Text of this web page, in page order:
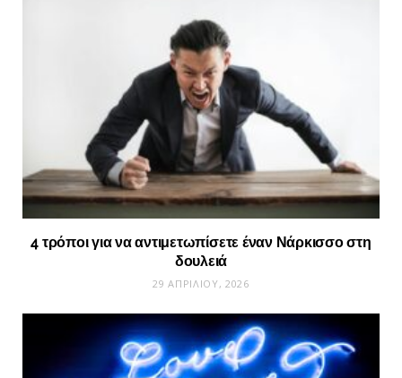
4 τρόποι για να αντιμετωπίσετε έναν Νάρκισσο στη
δουλειά
29 ΑΠΡΙΛΊΟΥ, 2026